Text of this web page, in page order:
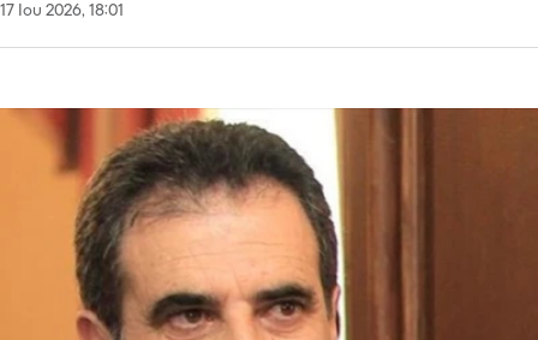
17 Ιου 2026, 18:01